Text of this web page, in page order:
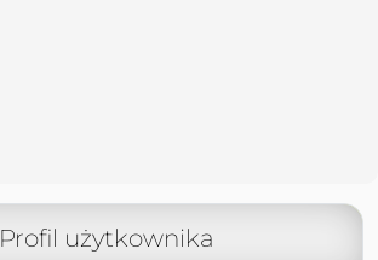
Profil użytkownika